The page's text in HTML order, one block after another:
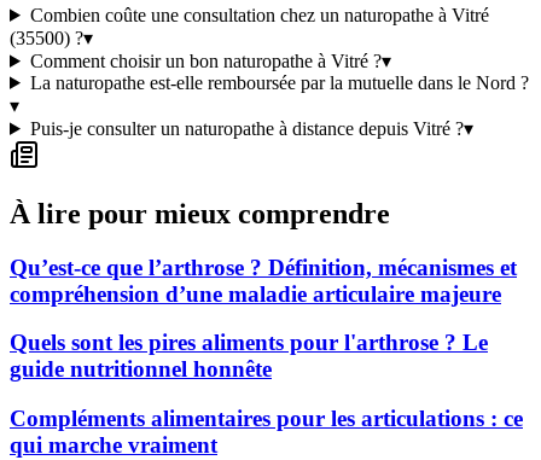
Combien coûte une consultation chez un naturopathe à Vitré
(35500) ?▾
Comment choisir un bon naturopathe à Vitré ?▾
La naturopathe est-elle remboursée par la mutuelle dans le Nord ?
▾
Puis-je consulter un naturopathe à distance depuis Vitré ?▾
À lire pour mieux comprendre
Qu’est-ce que l’arthrose ? Définition, mécanismes et
compréhension d’une maladie articulaire majeure
Quels sont les pires aliments pour l'arthrose ? Le
guide nutritionnel honnête
Compléments alimentaires pour les articulations : ce
qui marche vraiment